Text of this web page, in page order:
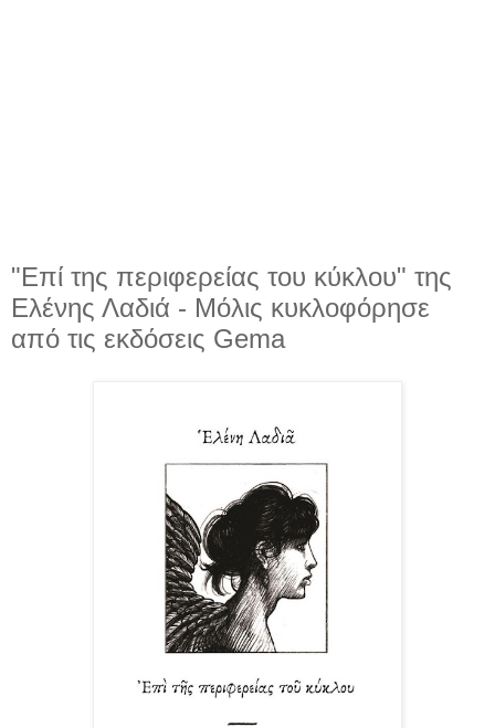
"Επί της περιφερείας του κύκλου" της
Ελένης Λαδιά - Μόλις κυκλοφόρησε
από τις εκδόσεις Gema